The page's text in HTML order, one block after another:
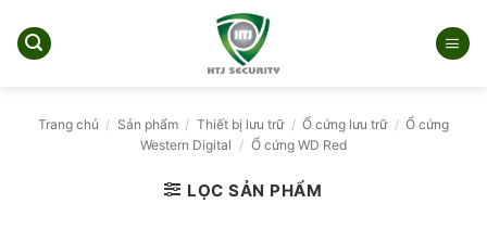
qua
Trang chủ / Sản phẩm / Thiết bị lưu trữ / Ổ cứng lưu trữ / Ổ cứng
Western Digital / Ổ cứng WD Red
LỌC SẢN PHẨM